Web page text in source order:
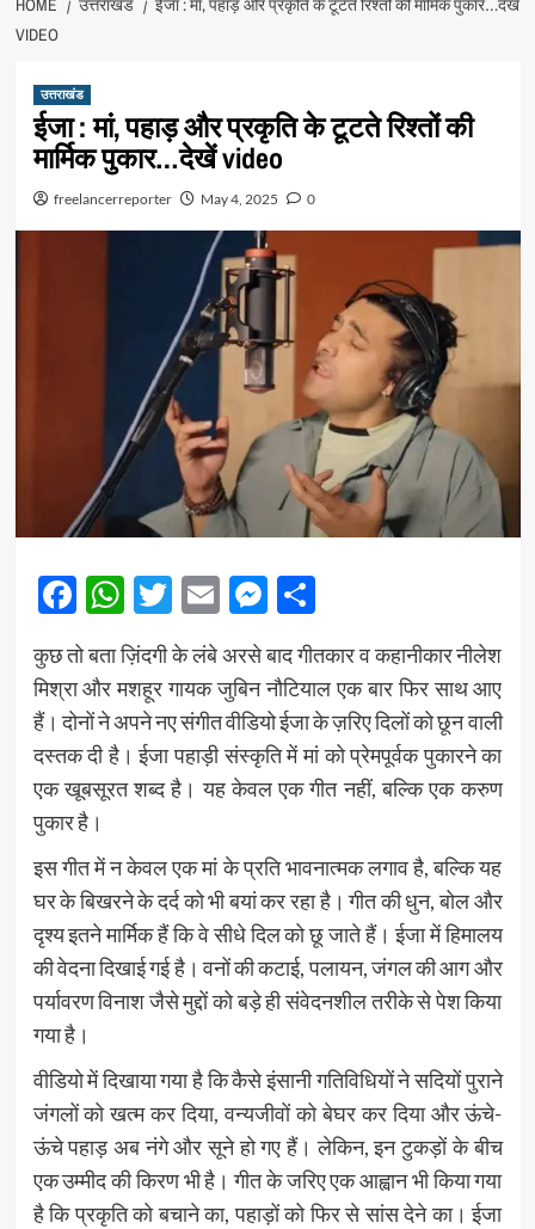
HOME उत्तराखंड
ईजा : मां, पहाड़ और प्रकृति के टूटते रिश्तों की मार्मिक पुकार…देखें
VIDEO
उत्तराखंड
ईजा : मां, पहाड़ और प्रकृति के टूटते रिश्तों की
मार्मिक पुकार…देखें video
freelancerreporter May 4, 2025 0
Facebook
WhatsApp
Twitter
EmailMessenger
Share
कुछ तो बता ज़िंदगी के लंबे अरसे बाद गीतकार व कहानीकार नीलेश
मिश्रा और मशहूर गायक जुबिन नौटियाल एक बार फिर साथ आए
हैं। दोनों ने अपने नए संगीत वीडियो ईजा के ज़रिए दिलों को छून वाली
दस्तक दी है। ईजा पहाड़ी संस्कृति में मां को प्रेमपूर्वक पुकारने का
एक खूबसूरत शब्द है। यह केवल एक गीत नहीं, बल्कि एक करुण
पुकार है।
इस गीत में न केवल एक मां के प्रति भावनात्मक लगाव है, बल्कि यह
घर के बिखरने के दर्द को भी बयां कर रहा है। गीत की धुन, बोल और
दृश्य इतने मार्मिक हैं कि वे सीधे दिल को छू जाते हैं। ईजा में हिमालय
की वेदना दिखाई गई है। वनों की कटाई, पलायन, जंगल की आग और
पर्यावरण विनाश जैसे मुद्दों को बड़े ही संवेदनशील तरीके से पेश किया
गया है।
वीडियो में दिखाया गया है कि कैसे इंसानी गतिविधियों ने सदियों पुराने
जंगलों को खत्म कर दिया, वन्यजीवों को बेघर कर दिया और ऊंचे-
ऊंचे पहाड़ अब नंगे और सूने हो गए हैं। लेकिन, इन टुकड़ों के बीच
एक उम्मीद की किरण भी है। गीत के जरिए एक आह्वान भी किया गया
है कि प्रकृति को बचाने का, पहाड़ों को फिर से सांस देने का। ईजा